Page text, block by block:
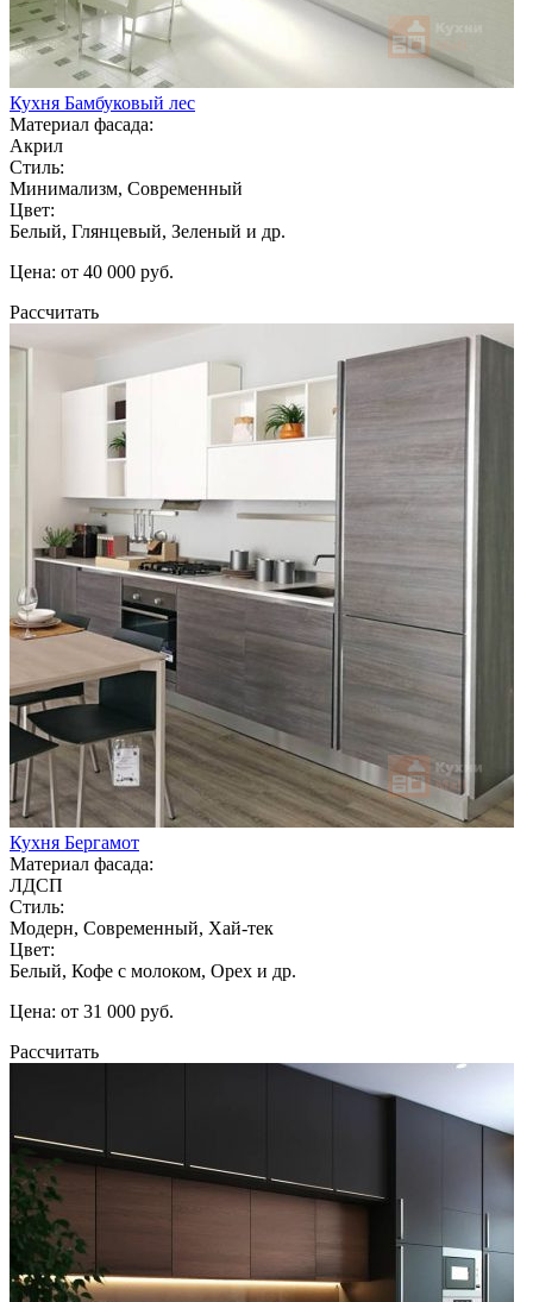
Кухня Бамбуковый лес
Материал фасада:
Акрил
Стиль:
Минимализм, Современный
Цвет:
Белый, Глянцевый, Зеленый и др.
Цена: от 40 000 руб.
Рассчитать
Кухня Бергамот
Материал фасада:
ЛДСП
Стиль:
Модерн, Современный, Хай-тек
Цвет:
Белый, Кофе с молоком, Орех и др.
Цена: от 31 000 руб.
Рассчитать